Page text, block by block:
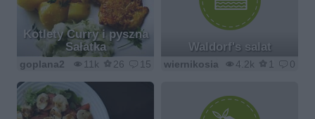
Kotlety Curry i pyszna
Sałatka
11k 26 15
goplana2
Waldorf's salat
4.2k 1 0
wiernikosia